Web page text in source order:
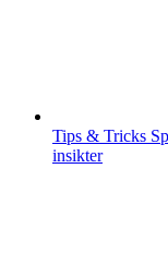
Tips & Tricks
insikter